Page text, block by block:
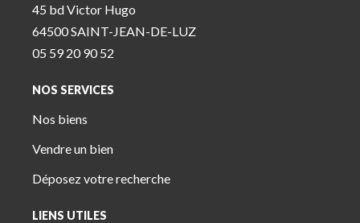
45 bd Victor Hugo
64500 SAINT-JEAN-DE-LUZ
05 59 20 90 52
NOS SERVICES
Nos biens
Vendre un bien
Déposez votre recherche
LIENS UTILES